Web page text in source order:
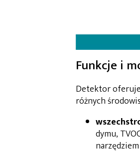
Funkcje i
Detektor
różnych
dymu,